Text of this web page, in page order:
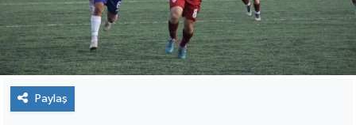
Paylaş